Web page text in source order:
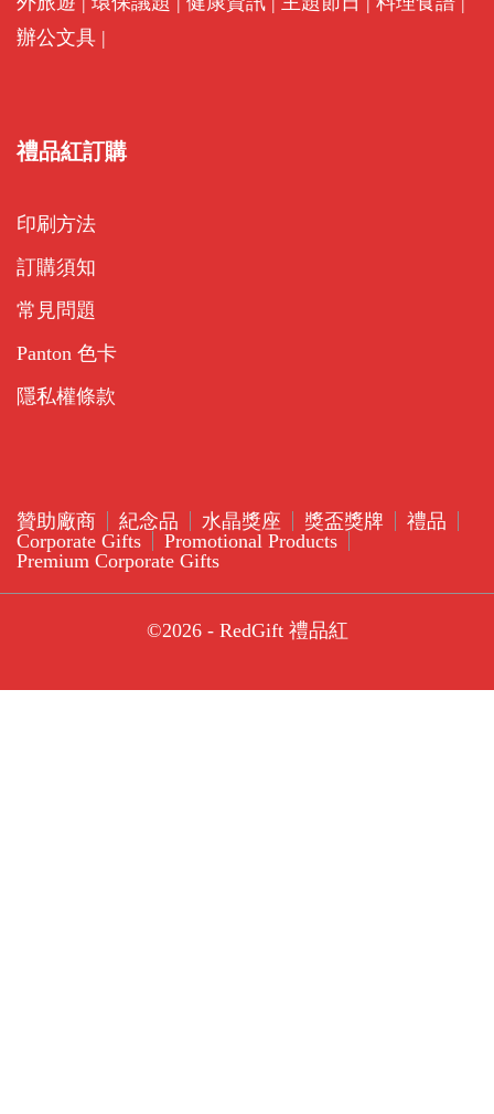
辦公文具 |
禮品紅訂購
印刷方法
訂購須知
常見問題
Panton 色卡
隱私權條款
贊助廠商 紀念品 水晶獎座 獎盃獎牌
禮品
Corporate Gifts
Promotional Products
Premium Corporate Gifts
©2026 - RedGift 禮品紅